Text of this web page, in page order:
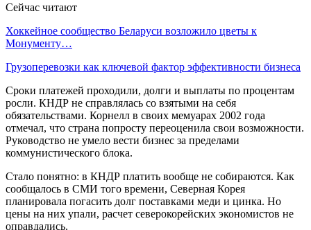
Сейчас читают
Хоккейное сообщество Беларуси возложило цветы к
Монументу…
Грузоперевозки как ключевой фактор эффективности бизнеса
Сроки платежей проходили, долги и выплаты по процентам
росли. КНДР не справлялась со взятыми на себя
обязательствами. Корнелл в своих мемуарах 2002 года
отмечал, что страна попросту переоценила свои возможности.
Руководство не умело вести бизнес за пределами
коммунистического блока.
Стало понятно: в КНДР платить вообще не собираются. Как
сообщалось в СМИ того времени, Северная Корея
планировала погасить долг поставками меди и цинка. Но
цены на них упали, расчет северокорейских экономистов не
оправдались.